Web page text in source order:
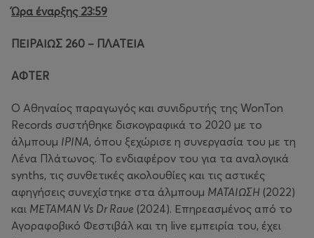
Ώρα έναρξης 23:59
ΠΕΙΡΑΙΩΣ 260 – ΠΛΑΤΕΙΑ
AΦTER
Ο Αθηναίος παραγωγός και συνιδρυτής της WonTon
Records συστήθηκε δισκογραφικά το 2020 με το
άλμπουμ ΙΡΙΝΑ, όπου ξεχώρισε η συνεργασία του με τη
Λένα Πλάτωνος. Το ενδιαφέρον του για τα αναλογικά
synths, τις συνθετικές ακολουθίες και τις αστικές
αφηγήσεις συνεχίστηκε στα άλμπουμ ΜΑΤΑΙΩΣΗ (2022)
και ΜΕΤΑΜΑΝ Vs Dr Rave (2024). Επηρεασμένος από το
Αγοραφοβικό Φεστιβάλ και τη live εμπειρία του, έχει